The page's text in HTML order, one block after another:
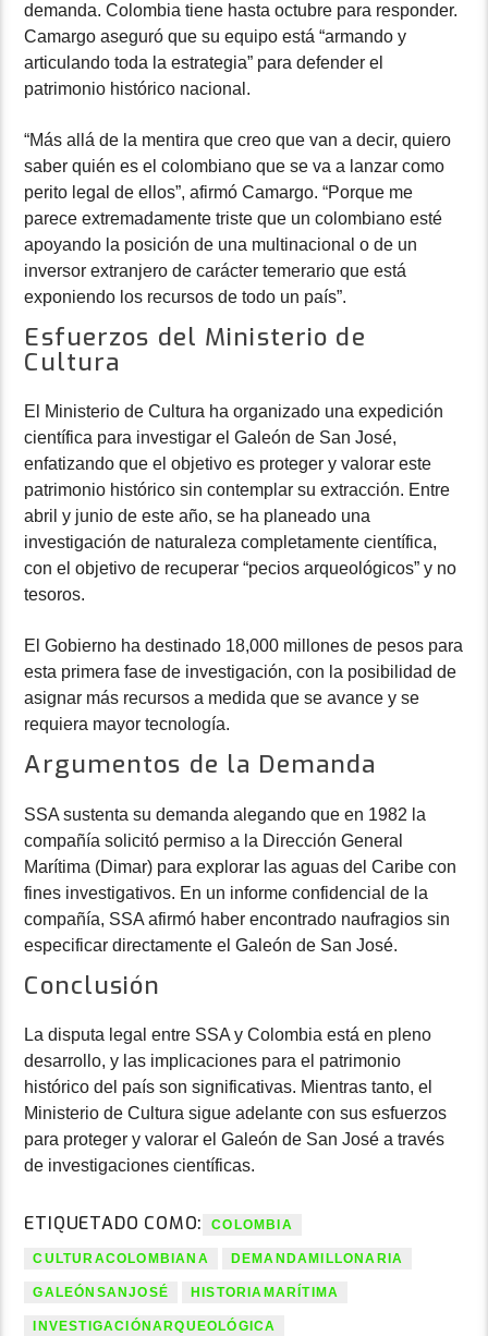
demanda. Colombia tiene hasta octubre para responder.
Camargo aseguró que su equipo está “armando y
articulando toda la estrategia” para defender el
patrimonio histórico nacional.
“Más allá de la mentira que creo que van a decir, quiero
saber quién es el colombiano que se va a lanzar como
perito legal de ellos”, afirmó Camargo. “Porque me
parece extremadamente triste que un colombiano esté
apoyando la posición de una multinacional o de un
inversor extranjero de carácter temerario que está
exponiendo los recursos de todo un país”.
Esfuerzos del Ministerio de
Cultura
El Ministerio de Cultura ha organizado una expedición
científica para investigar el Galeón de San José,
enfatizando que el objetivo es proteger y valorar este
patrimonio histórico sin contemplar su extracción. Entre
abril y junio de este año, se ha planeado una
investigación de naturaleza completamente científica,
con el objetivo de recuperar “pecios arqueológicos” y no
tesoros.
El Gobierno ha destinado 18,000 millones de pesos para
esta primera fase de investigación, con la posibilidad de
asignar más recursos a medida que se avance y se
requiera mayor tecnología.
Argumentos de la Demanda
SSA sustenta su demanda alegando que en 1982 la
compañía solicitó permiso a la Dirección General
Marítima (Dimar) para explorar las aguas del Caribe con
fines investigativos. En un informe confidencial de la
compañía, SSA afirmó haber encontrado naufragios sin
especificar directamente el Galeón de San José.
Conclusión
La disputa legal entre SSA y Colombia está en pleno
desarrollo, y las implicaciones para el patrimonio
histórico del país son significativas. Mientras tanto, el
Ministerio de Cultura sigue adelante con sus esfuerzos
para proteger y valorar el Galeón de San José a través
de investigaciones científicas.
ETIQUETADO COMO: COLOMBIA
CULTURACOLOMBIANA DEMANDAMILLONARIA
GALEÓNSANJOSÉ HISTORIAMARÍTIMA
INVESTIGACIÓNARQUEOLÓGICA